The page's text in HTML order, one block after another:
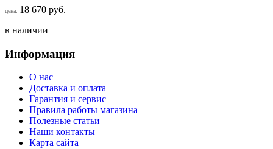
цена: 18 670 руб.
в наличии
Информация
О нас
Доставка и оплата
Гарантия и сервис
Правила работы магазина
Полезные статьи
Наши контакты
Карта сайта